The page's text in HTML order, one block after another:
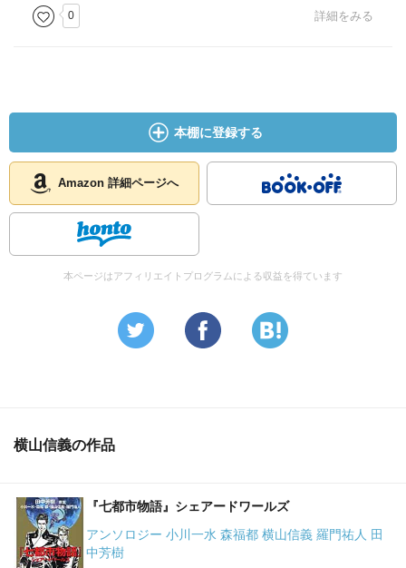
0 詳細をみる
本棚に登録する
Amazon 詳細ページへ
本ページはアフィリエイトプログラムによる収益を得ています
横山信義の作品
『七都市物語』シェアードワールズ
アンソロジー 小川一水 森福都 横山信義 羅門祐人 田
中芳樹